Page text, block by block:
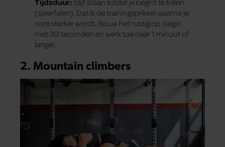
Tijdsduur: blijf staan totdat je begint te trillen
(spierfalen). Dat is de trainingsprikkel waarna je
core sterker wordt. Bouw het rustig op: begin
met 30 seconden en werk toe naar 1 minuut of
langer.
2. Mountain climbers